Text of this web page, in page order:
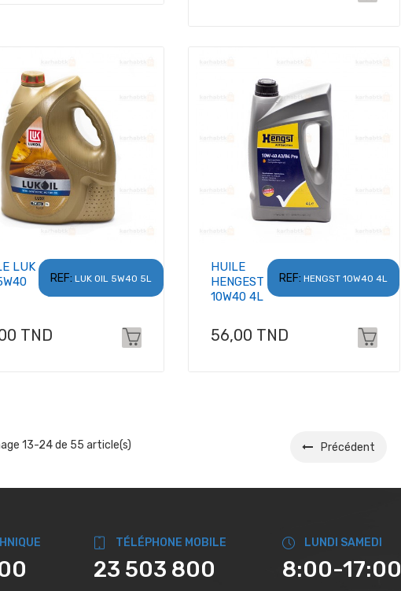
REF: LUK OIL 5W40 5L
LUK
TND
REF: HENGST 10W40 4L
HUILE
HENGEST
10W40 4L
Prix
56,00 TND
13-24 de 55 article(s) Précédent
TÉLÉPHONE MOBILE
23 503 800
LUNDI SAMEDI
8:00-17:00